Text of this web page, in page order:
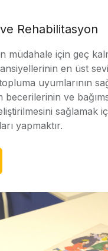
Rehabilitasyon
müdahale için geç
en üst
uyumlarının
becerilerinin ve
sağlamak
yapmaktır.